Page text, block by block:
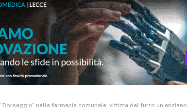
“Borseggio” nella farmacia comunale, vittima del furto un anziano